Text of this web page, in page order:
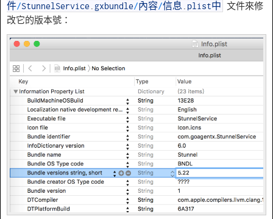
件/StunnelService gxbundle/內容/信息 plist中
文件來修
改它的版本號：